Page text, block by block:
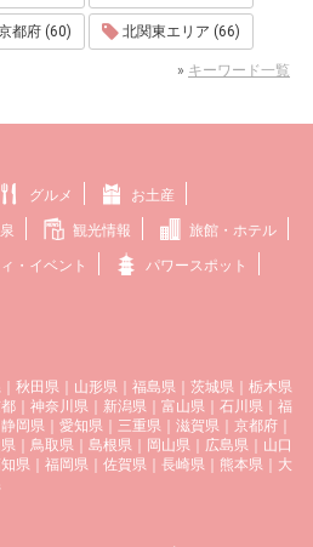
都府 (60) 北関東エリア (66)
» キーワード一覧
グルメ お土産
観光情報 旅館・ホテル
・イベント パワースポット
｜秋田県 ｜ 山形県 ｜福島県 ｜茨城県 ｜栃木県
｜神奈川県 ｜ 新潟県 ｜富山県 ｜石川県 ｜福
静岡県 ｜愛知県 ｜ 三重県 ｜滋賀県 ｜京都府 ｜
｜ 鳥取県 ｜島根県 ｜ 岡山県 ｜ 広島県 ｜ 山口
県 ｜福岡県 ｜佐賀県 ｜長崎県 ｜ 熊本県 ｜ 大